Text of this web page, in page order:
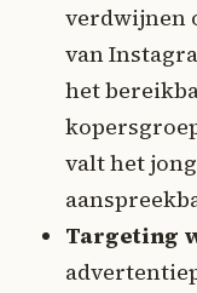
verdwijnen
van
het
valt het
Targeting